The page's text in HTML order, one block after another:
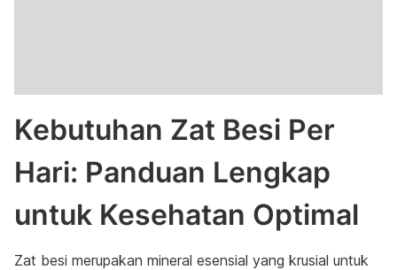
Kebutuhan Zat Besi Per
Hari: Panduan Lengkap
untuk Kesehatan Optimal
Zat besi merupakan mineral esensial yang krusial untuk